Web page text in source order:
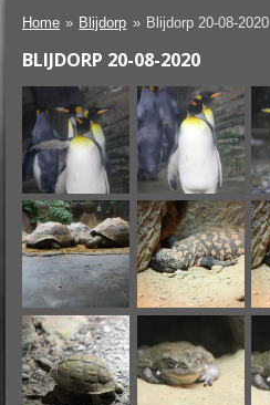
Home » Blijdorp » Blijdorp 20-08-2020
BLIJDORP 20-08-2020